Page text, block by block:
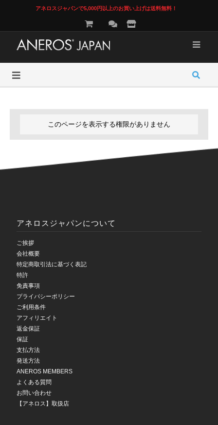
アネロスジャパンで5,000円以上のお買い上げは送料無料！
このページを表示する権限がありません
アネロスジャパンについて
ご挨拶
会社概要
特定商取引法に基づく表記
特許
免責事項
プライバシーポリシー
ご利用条件
アフィリエイト
返金保証
保証
支払方法
発送方法
ANEROS MEMBERS
よくある質問
お問い合わせ
【アネロス】取扱店